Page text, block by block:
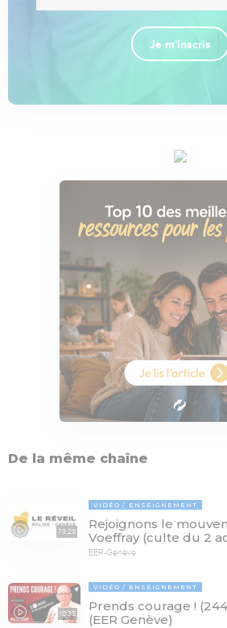
Je m'inscris
De la même chaîne
73:29
VIDÉO ENSEIGNEMENT
Rejoignons le
Voeffray (culte du 2
EER-Genève
10:35
VIDÉO ENSEIGNEMENT
Prends courage !
(EER Genève)